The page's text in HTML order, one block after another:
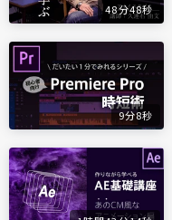
48分48秒
9分8秒